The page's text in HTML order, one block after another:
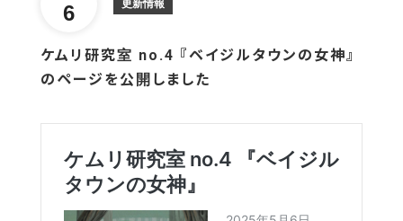
6 更新情報
ケムリ研究室 no.4 『ベイジルタウンの女神』
のページを公開しました